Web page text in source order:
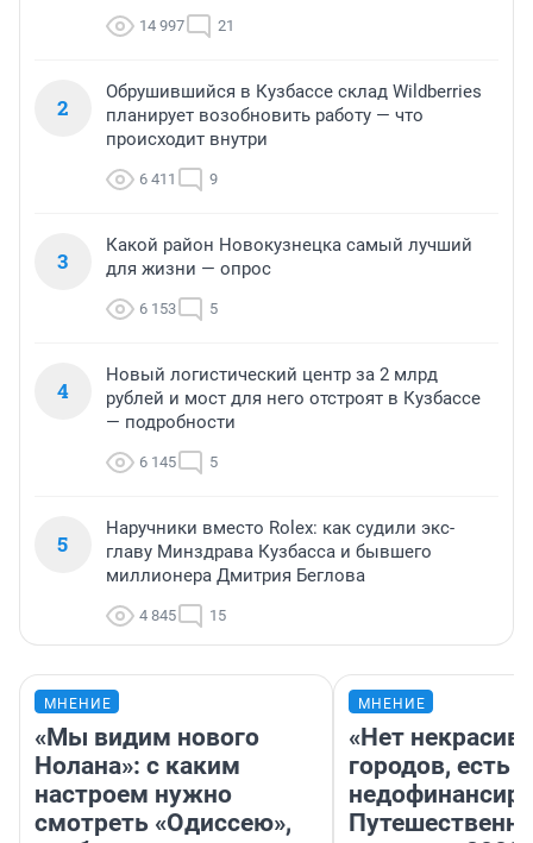
14 997 21
2
Обрушившийся в Кузбассе склад Wildberries
планирует возобновить работу — что
происходит внутри
6 411 9
3
Какой район Новокузнецка самый лучший
для жизни — опрос
6 153 5
4
Новый логистический центр за 2 млрд
рублей и мост для него отстроят в Кузбассе
— подробности
6 145 5
5
Наручники вместо Rolex: как судили экс-
главу Минздрава Кузбасса и бывшего
миллионера Дмитрия Беглова
4 845 15
МНЕНИЕ
«Мы видим нового
Нолана»: с каким
настроем нужно
смотреть «Одиссею»,
МНЕНИЕ
«Нет
городов, есть